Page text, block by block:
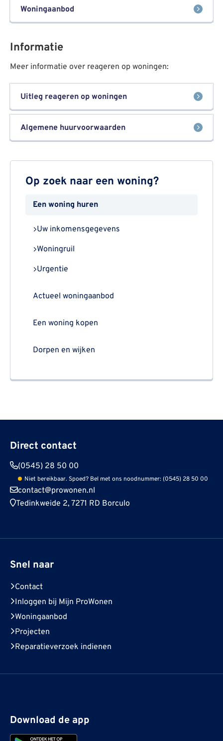
Op zoek naar een woning?
Een woning huren
Uw inkomensgegevens
Woningruil
Urgentie
Actueel woningaanbod
Een woning kopen
Dorpen en wijken
Woningaanbod
Informatie
Meer informatie over reageren op woningen:
Uitleg reageren op woningen
Algemene huurvoorwaarden
Direct contact
(0545) 28 50 00
Niet bereikbaar. Spoed? Bel met ons noodnummer: (0545) 28 50 00
contact@prowonen.nl
Tedinkweide 2, 7271 RD Borculo
Snel naar
Contact
Inloggen bij Mijn ProWonen
Woningaanbod
Projecten
Reparatieverzoek indienen
Download de app